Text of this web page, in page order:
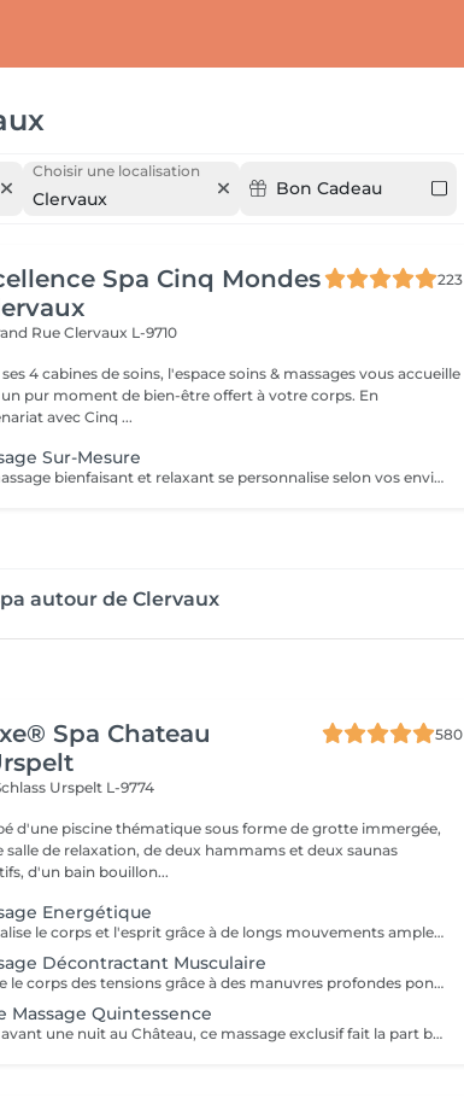
Choisir une localisation
Clervaux Bon Cadeau
Spa Cinq Mondes
223
RueClervaux L-9710
4 cabines de soins, l'espace soins & massages vous accueille
pur moment de bien-être offert à votre corps. En
avec Cinq ...
Sur-Mesure
Ce massage bienfaisant et relaxant se personnalise selon vos envies, vous permettant de choisir les zones du corps que vous souhaitez détendre grâce aux mains expertes de votre praticienne. La durée de la prestation (30min ou 40min) inclut l'installation et le temps de relaxation intégré à nos soins (10min).
autour de Clervaux
Spa Chateau
580
Urspelt L-9774
d'une piscine thématique sous forme de grotte immergée,
salle de relaxation, de deux hammams et deux saunas
d'un bain bouillon...
Energétique
Revitalise le corps et l'esprit grâce à de longs mouvements amples et rythmés s'inspirant du flux des vagues. Geste après geste, il infuse le corps d'une nouvelle énergie.
Décontractant Musculaire
Libère le corps des tensions grâce à des manuvres profondes ponctuées d'étirements et de pressions ciblées. Le soin idéal pour une détente profonde et propice à soulager les courbatures.
Massage Quintessence
Idéal avant une nuit au Château, ce massage exclusif fait la part belle aux effluves de lavande et de figue, signatures du lieu. Allongé sur un coussin de lavande, le soin débutera au son d'un carillon, faisant ensuite place à un massage du corps enveloppant. L'utilisation de la pierre d'améthyste permettra de calmer les dernières tensions.